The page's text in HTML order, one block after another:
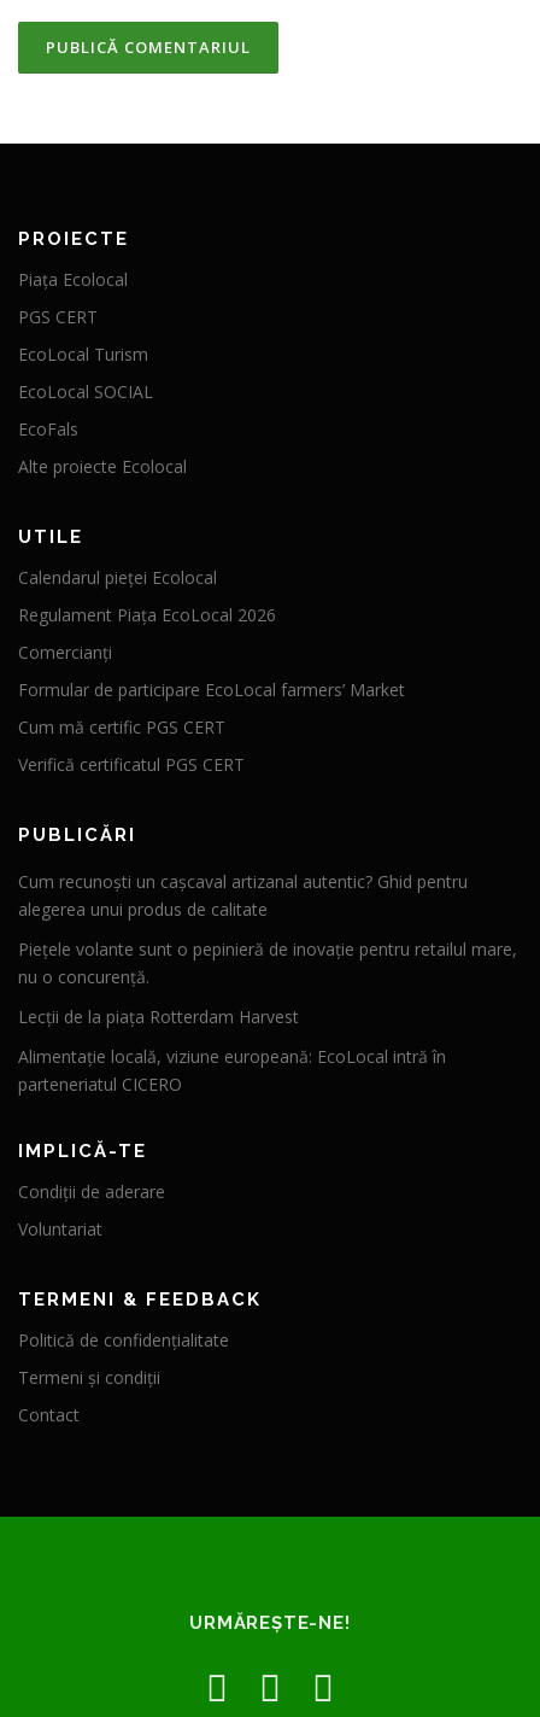
PROIECTE
Piața Ecolocal
PGS CERT
EcoLocal Turism
EcoLocal SOCIAL
EcoFals
Alte proiecte Ecolocal
UTILE
Calendarul pieței Ecolocal
Regulament Piața EcoLocal 2026
Comercianți
Formular de participare EcoLocal farmers’ Market
Cum mă certific PGS CERT
Verifică certificatul PGS CERT
PUBLICĂRI
Cum recunoști un cașcaval artizanal autentic? Ghid pentru
alegerea unui produs de calitate
Piețele volante sunt o pepinieră de inovație pentru retailul mare,
nu o concurență.
Lecții de la piața Rotterdam Harvest
Alimentație locală, viziune europeană: EcoLocal intră în
parteneriatul CICERO
IMPLICĂ-TE
Condiții de aderare
Voluntariat
TERMENI & FEEDBACK
Politică de confidențialitate
Termeni și condiții
Contact
URMĂREȘTE-NE!